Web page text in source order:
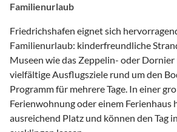
Familienurlaub
Friedrichshafen eignet sich
Familienurlaub: kinderfreundliche
Museen wie das Zeppelin- oder
vielfältige Ausflugsziele rund um den
Programm für mehrere Tage. In einer
Ferienwohnung oder einem Ferienhaus
ausreichend Platz und können den Tag